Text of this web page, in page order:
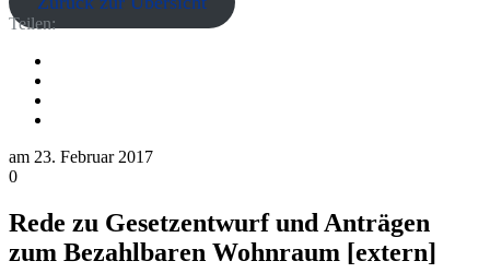
Teilen:
am 23. Februar 2017
0
Rede zu Gesetzentwurf und Anträgen
zum Bezahlbaren Wohnraum [extern]